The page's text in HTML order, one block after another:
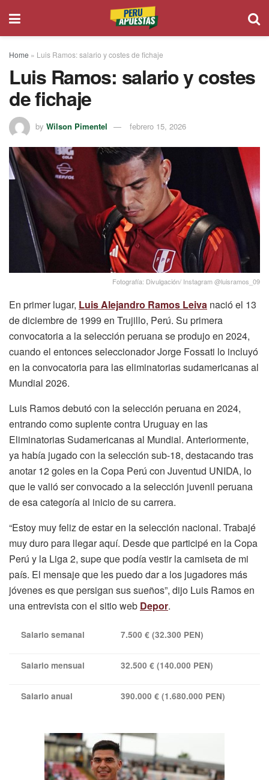
Home » Luis Ramos: salario y costes de fichaje
Luis Ramos: salario y costes
de fichaje
by Wilson Pimentel febrero 15, 2026
Fotografía: Divulgación/ Instagram @luisramos_09
En primer lugar, Luis Alejandro Ramos Leiva nació el 13
de diciembre de 1999 en Trujillo, Perú. Su primera
convocatoria a la selección peruana se produjo en 2024,
cuando el entonces seleccionador Jorge Fossati lo incluyó
en la convocatoria para las eliminatorias sudamericanas al
Mundial 2026.
Luis Ramos debutó con la selección peruana en 2024,
entrando como suplente contra Uruguay en las
Eliminatorias Sudamericanas al Mundial. Anteriormente,
ya había jugado con la selección sub-18, destacando tras
anotar 12 goles en la Copa Perú con Juventud UNIDA, lo
que le valió ser convocado a la selección juvenil peruana
de esa categoría al inicio de su carrera.
“Estoy muy feliz de estar en la selección nacional. Trabajé
muy duro para llegar aquí. Desde que participé en la Copa
Perú y la Liga 2, supe que podía vestir la camiseta de mi
país. El mensaje que les puedo dar a los jugadores más
jóvenes es que persigan sus sueños”, dijo Luis Ramos en
una entrevista con el sitio web Depor.
Salario semanal 7.500 € (32.300 PEN)
Salario mensual 32.500 € (140.000 PEN)
Salario anual 390.000 € (1.680.000 PEN)